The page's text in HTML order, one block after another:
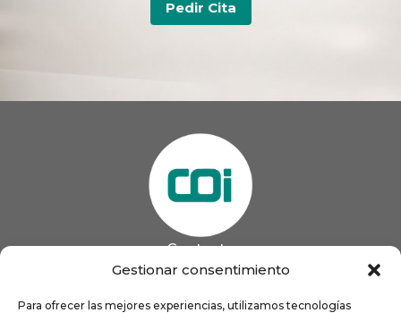
Gestionar consentimiento
Para ofrecer las mejores experiencias, utilizamos tecnologías
Pedir Cita
Contacto
 coigijon@gmail.com